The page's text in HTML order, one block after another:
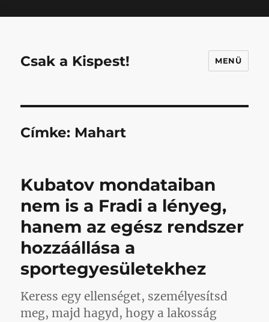
Csak a Kispest! MENÜ
Címke: Mahart
Kubatov mondataiban
nem is a Fradi a lényeg,
hanem az egész rendszer
hozzáállása a
sportegyesületekhez
Keress egy ellenséget, személyesítsd
meg, majd hagyd, hogy a lakosság